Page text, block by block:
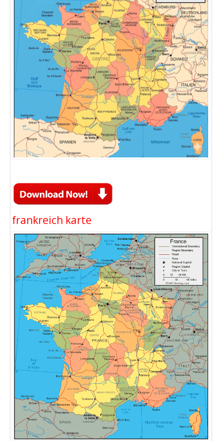
frankreich karte